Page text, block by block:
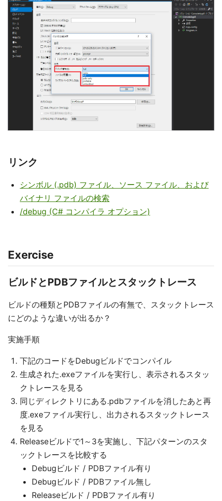
リンク
シンボル (.pdb) ファイル、ソース ファイル、および
バイナリ ファイルの検索
/debug (C# コンパイラ オプション)
Exercise
ビルドとPDBファイルとスタックトレース
ビルドの種類とPDBファイルの有無で、スタックトレース
にどのような違いが出るか？
実施手順
下記のコードをDebugビルドでコンパイル
生成された.exeファイルを実行し、表示されるスタッ
クトレースを見る
同じディレクトリにある.pdbファイルを消したあと再
度.exeファイル実行し、出力されるスタックトレース
を見る
Releaseビルドで1～3を実施し、下記パターンのスタ
ックトレースを比較する
Debugビルド / PDBファイル有り
Debugビルド / PDBファイル無し
Releaseビルド / PDBファイル有り